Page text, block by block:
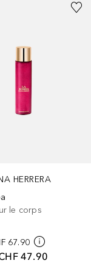
HERRERA
le corps
67.90
47.90